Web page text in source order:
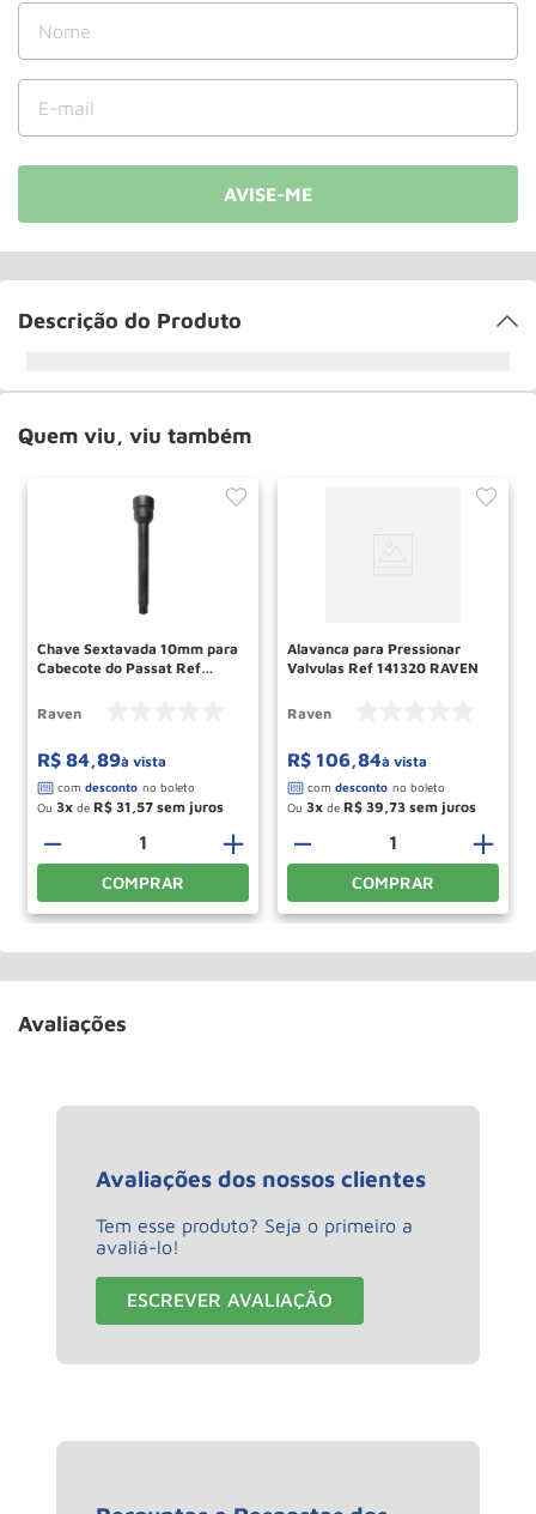
Descrição do Produto
Quem viu, viu também
Chave Sextavada 10mm para
Cabecote do Passat Ref
Raven
R$ 84 89à vista
Ou 3 de R$ 31 57
＋
－
COMPRAR
Alavanca para Pressionar
Valvulas Ref 141320 RAVEN
Raven
R$ 106 84à vista
Ou 3 de R$ 39 73
＋
－
COMPRAR
Avaliações
Avaliações dos nossos clientes
Tem esse produto? Seja o primeiro a
avaliá-lo!
ESCREVER AVALIAÇÃO